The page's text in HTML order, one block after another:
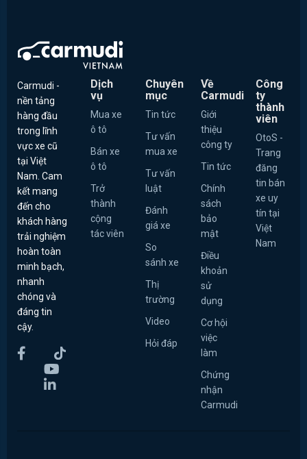
Carmudi -
nền tảng
hàng đầu
trong lĩnh
vực xe cũ
tại Việt
Nam. Cam
kết mang
đến cho
khách hàng
trải nghiệm
hoàn toàn
minh bạch,
nhanh
chóng và
đáng tin
cậy.
Dịch
vụ
Mua xe
ô tô
Bán xe
ô tô
Trở
thành
cộng
tác viên
Chuyên
mục
Tin tức
Tư vấn
mua xe
Tư vấn
luật
Đánh
giá xe
So
sánh xe
Thị
trường
Video
Hỏi đáp
Về
Carmudi
Giới
thiệu
công ty
Tin tức
Chính
sách
bảo
mật
Điều
khoản
sử
dụng
Cơ hội
việc
làm
Chứng
nhận
Carmudi
Công
ty
thành
viên
OtoS -
Trang
đăng
tin bán
xe uy
tín tại
Việt
Nam